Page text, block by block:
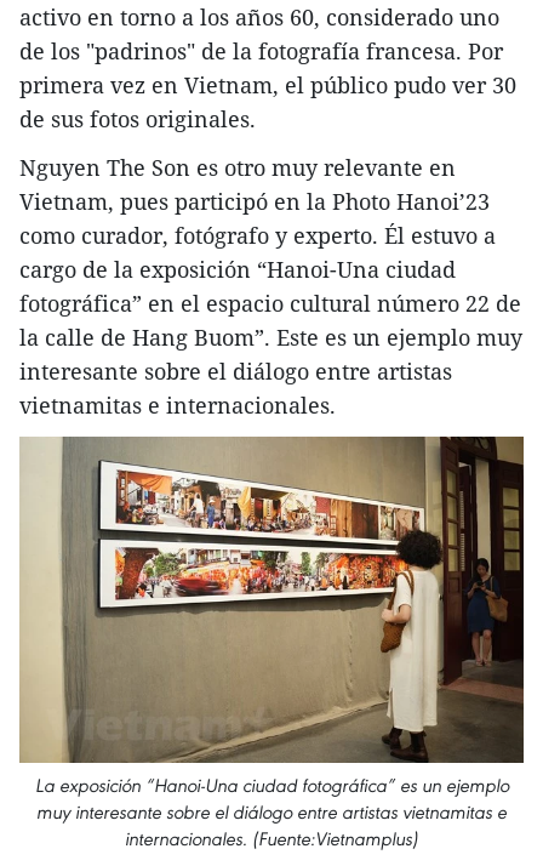
activo en torno a los años 60, considerado uno
de los "padrinos" de la fotografía francesa. Por
primera vez en Vietnam, el público pudo ver 30
de sus fotos originales.
Nguyen The Son es otro muy relevante en
Vietnam, pues participó en la Photo Hanoi’23
como curador, fotógrafo y experto. Él estuvo a
cargo de la exposición “Hanoi-Una ciudad
fotográfica” en el espacio cultural número 22 de
la calle de Hang Buom”. Este es un ejemplo muy
interesante sobre el diálogo entre artistas
vietnamitas e internacionales.
La exposición “Hanoi-Una ciudad fotográfica” es un ejemplo
muy interesante sobre el diálogo entre artistas vietnamitas e
internacionales. (Fuente:Vietnamplus)